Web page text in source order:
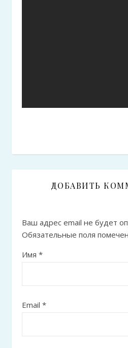
ДОБАВИТЬ
Ваш адрес email не будет
Обязательные поля
Имя *
Email *